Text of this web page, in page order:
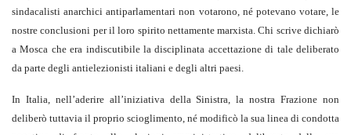
sindacalisti anarchici antiparlamentari non votarono, né potevano votare, le
nostre conclusioni per il loro spirito nettamente marxista. Chi scrive dichiarò
a Mosca che era indiscutibile la disciplinata accettazione di tale deliberato
da parte degli antielezionisti italiani e degli altri paesi.
In Italia, nell’aderire all’iniziativa della Sinistra, la nostra Frazione non
deliberò tuttavia il proprio scioglimento, né modificò la sua linea di condotta